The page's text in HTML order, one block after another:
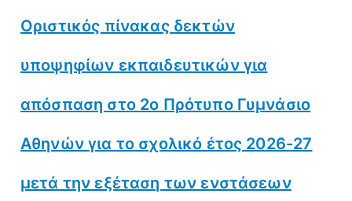
Οριστικός πίνακας δεκτών
υποψηφίων εκπαιδευτικών για
απόσπαση στο 2ο Πρότυπο Γυμνάσιο
Αθηνών για το σχολικό έτος 2026-27
μετά την εξέταση των ενστάσεων